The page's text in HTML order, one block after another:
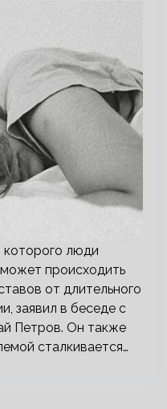
которого люди
происходить
от длительного
заявил в беседе с
Петров. Он также
сталкивается…